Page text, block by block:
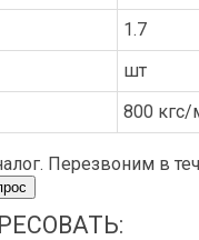
1.7
шт
800 кгс/
Перезвоним в